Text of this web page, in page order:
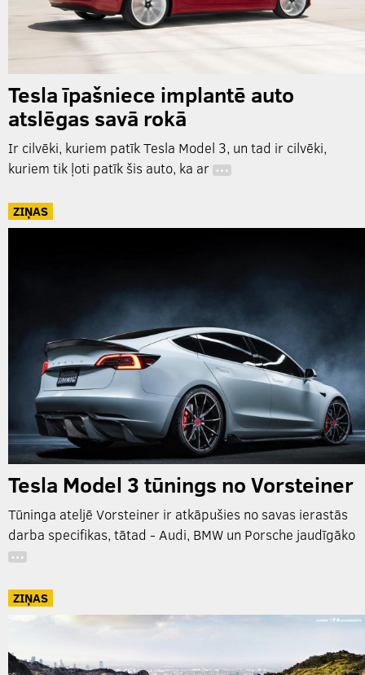
Tesla īpašniece implantē auto
atslēgas savā rokā
Ir cilvēki, kuriem patīk Tesla Model 3, un tad ir cilvēki,
kuriem tik ļoti patīk šis auto, ka ar …
ZIŅAS
Tesla Model 3 tūnings no Vorsteiner
Tūninga ateljē Vorsteiner ir atkāpušies no savas ierastās
darba specifikas, tātad - Audi, BMW un Porsche jaudīgāko
…
ZIŅAS